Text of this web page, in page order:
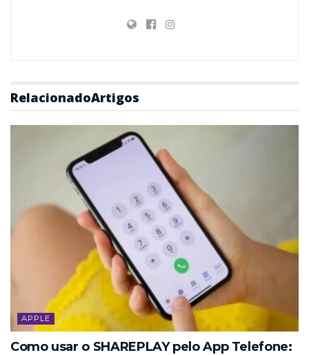
RelacionadoArtigos
APPLE
Como usar o SHAREPLAY pelo App Telefone: